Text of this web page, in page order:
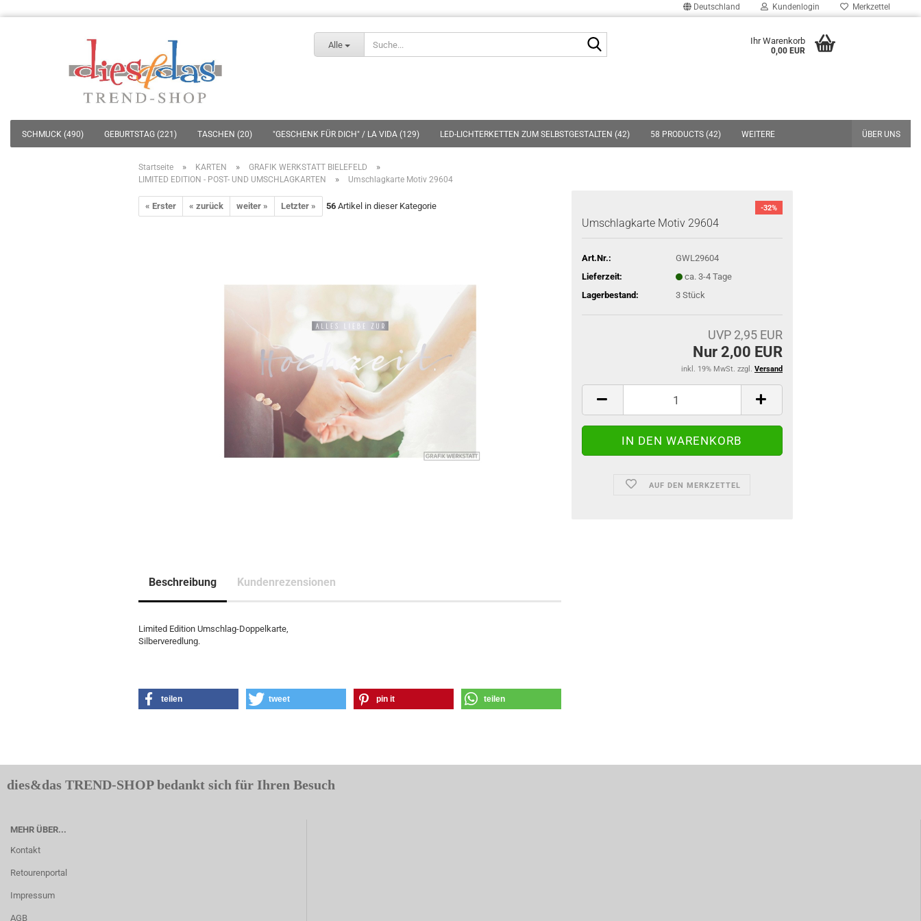
Deutschland Kundenlogin Merkzettel
Alle Ihr Warenkorb
0,00 EUR
SCHMUCK (490) GEBURTSTAG (221) TASCHEN (20) "GESCHENK FÜR DICH" / LA VIDA (129) LED-LICHTERKETTEN ZUM SELBSTGESTALTEN (42) 58 PRODUCTS (42) ÜBER UNS
WEITERE
Startseite » KARTEN » GRAFIK WERKSTATT BIELEFELD »
LIMITED EDITION - POST- UND UMSCHLAGKARTEN » Umschlagkarte Motiv 29604
« Erster « zurück weiter » Letzter » 56 Artikel in dieser Kategorie -32%
Umschlagkarte Motiv 29604
Art.Nr.:
GWL29604
Lieferzeit:
ca. 3-4 Tage
Lagerbestand:
3 Stück
UVP 2,95 EUR
Nur 2,00 EUR
inkl. 19% MwSt. zzgl. Versand
AUF DEN MERKZETTEL
Beschreibung Kundenrezensionen
Limited Edition Umschlag-Doppelkarte,
Silberveredlung.
teilen tweet pin it teilen
dies&das TREND-SHOP bedankt sich für Ihren Besuch
MEHR ÜBER...
Kontakt
Retourenportal
Impressum
AGB